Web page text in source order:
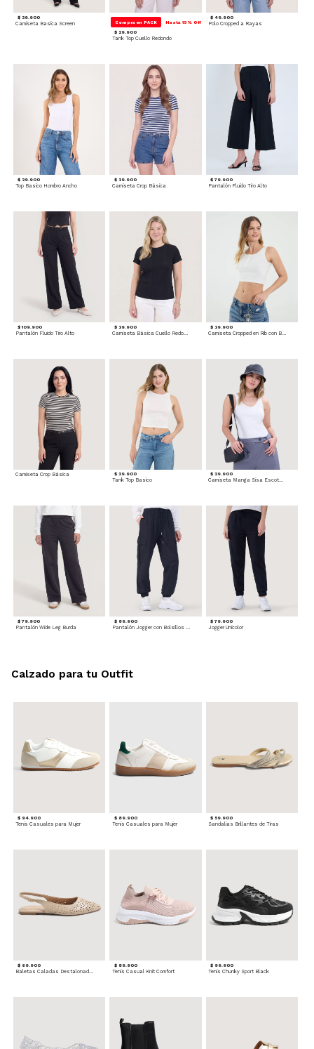
$ 39.900
Camiseta Basica Screen Compra en PACK Hasta 15% Off
$ 29.900
Tank Top Cuello Redondo
$ 49.900
Polo Cropped a Rayas
$ 39.900
Top Basico Hombro Ancho
$ 39.900
Camiseta Crop Básica
$ 79.900
Pantalón Fluido Tiro Alto
$ 109.900
Pantalón Fluido Tiro Alto
$ 39.900
Camiseta Básica Cuello Redondo
$ 39.900
Camiseta Crop Básica $ 29.900
Tank Top Basico
$ 29.900
Camiseta Manga Sisa Escotada
$ 79.900
Pantalón Wide Leg Burda
$ 89.900
Pantalón Jogger con Bolsillos Cargo
$ 79.900
Jogger Unicolor
$ 94.900
Tenis Casuales para Mujer
$ 89.900
Tenis Casuales para Mujer
$ 59.900
Sandalias Brillantes de Tiras
$ 69.900
Baletas Caladas Destalonadas
$ 89.900
Tenis Casual Knit Comfort
$ 99.900
Tenis Chunky Sport Black
Calzado para tu Outfit